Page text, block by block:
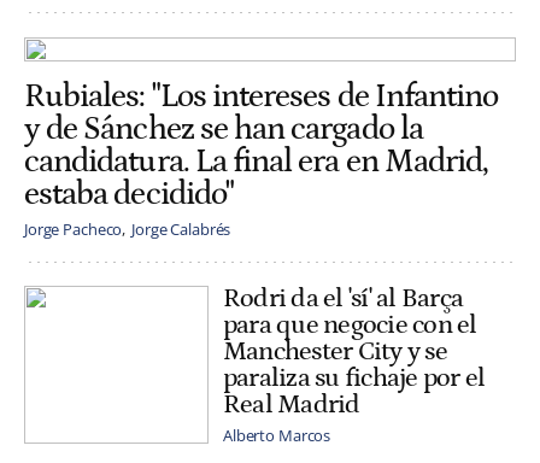
Rubiales: "Los intereses de Infantino
y de Sánchez se han cargado la
candidatura. La final era en Madrid,
estaba decidido"
Jorge Pacheco Jorge Calabrés
Rodri da el 'sí' al Barça
para que negocie con el
Manchester City y se
paraliza su fichaje por el
Real Madrid
Alberto Marcos